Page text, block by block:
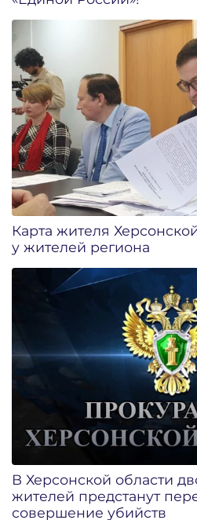
Карта жителя
у жителей региона
В Херсонской области
жителей предстанут
совершение убийств